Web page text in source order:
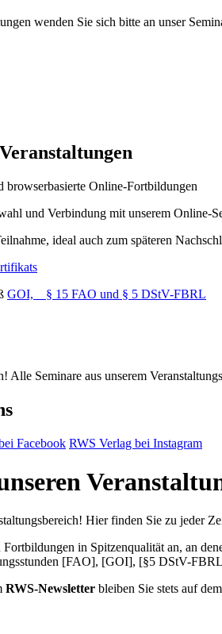
wenden Sie sich bitte an unser
browserbasierte Online-Fortbildungen
und Verbindung mit unserem Online-
ideal auch zum späteren
GOI, § 15 FAO und § 5 DStV-FBRL
Alle Seminare aus unserem
Facebook RWS Verlag bei Instagram
Hier finden Sie zu jeder
in Spitzenqualität an, an
[FAO], [GOI], [§5 DStV-
RWS-Newsletter bleiben Sie stets auf